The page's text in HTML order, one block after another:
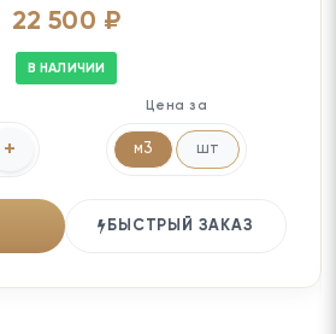
22 500 ₽
В НАЛИЧИИ
+
Цена за
м3 шт
БЫСТРЫЙ ЗАКАЗ